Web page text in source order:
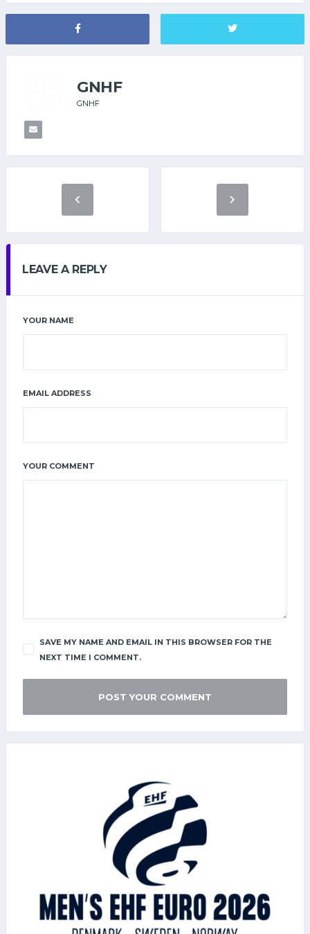
GNHF
GNHF
LEAVE A REPLY
YOUR NAME
EMAIL ADDRESS
YOUR COMMENT
SAVE MY NAME AND EMAIL IN THIS BROWSER FOR THE
NEXT TIME I COMMENT.